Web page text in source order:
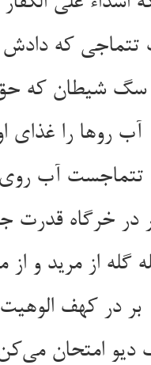
بر در کهف الوهیت چو سگ ** ذره ذره امرجو بر جسته رگ